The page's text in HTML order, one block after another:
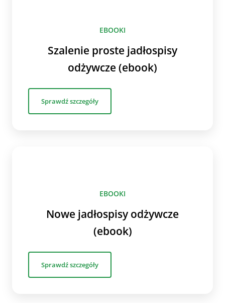
EBOOKI
Szalenie proste jadłospisy
odżywcze (ebook)
Sprawdź szczegóły
EBOOKI
Nowe jadłospisy odżywcze
(ebook)
Sprawdź szczegóły